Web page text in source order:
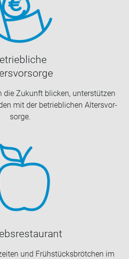
die Zu­kunft bli­cken, un­ter­stüt­zen
mit der be­trieb­li­chen Al­ters­vor­
sor­ge.
und Früh­stücks­bröt­chen im